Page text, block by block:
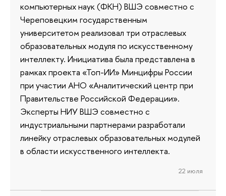
компьютерных наук (ФКН) ВШЭ совместно с
Череповецким государственным
университетом реализовал три отраслевых
образовательных модуля по искусственному
интеллекту. Инициатива была представлена в
рамках проекта «Топ-ИИ» Минцифры России
при участии АНО «Аналитический центр при
Правительстве Российской Федерации».
Эксперты НИУ ВШЭ совместно с
индустриальными партнерами разработали
линейку отраслевых образовательных модулей
в области искусственного интеллекта.
22 июля